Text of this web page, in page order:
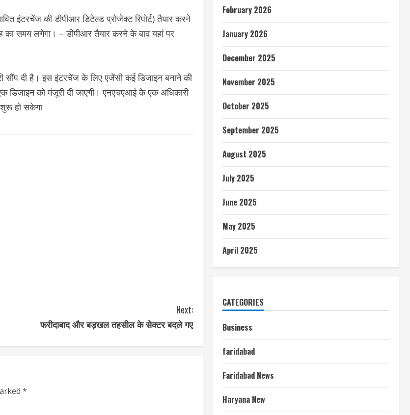
इंटरचेंज की डीपीआर डिटेल्ड प्रोजेक्ट रिपोर्ट) तैयार करने
समय लगेगा। – डीपीआर तैयार करने के बाद यहां पर
सौंप दी है। इस इंटरचेंज के लिए एजेंसी कई डिजाइन बनाने की
डिजाइन को मंजूरी दी जाएगी। एनएचएआई के एक अधिकारी
शुरू हो सकेगा
Next:
फरीदाबाद और बड़खल तहसील के सेक्टर बदले गए
*
February 2026
January 2026
December 2025
November 2025
October 2025
September 2025
August 2025
July 2025
June 2025
May 2025
April 2025
CATEGORIES
Business
faridabad
Faridabad News
Haryana New